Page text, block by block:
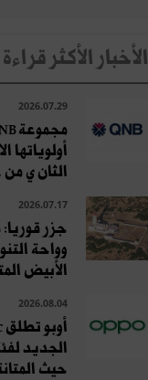
الأخبار الأكثر قراءة
2026.07.29
أولوياتها
الثان ي من
2026.07.17
جزر
وواحة
الأبيض
2026.08.04
الجديد
حيث